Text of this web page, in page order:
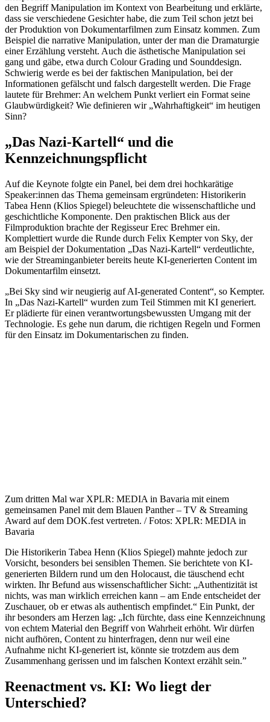
den Begriff Manipulation im Kontext von Bearbeitung und erklärte,
dass sie verschiedene Gesichter habe, die zum Teil schon jetzt bei
der Produktion von Dokumentarfilmen zum Einsatz kommen. Zum
Beispiel die narrative Manipulation, unter der man die Dramaturgie
einer Erzählung versteht. Auch die ästhetische Manipulation sei
gang und gäbe, etwa durch Colour Grading und Sounddesign.
Schwierig werde es bei der faktischen Manipulation, bei der
Informationen gefälscht und falsch dargestellt werden. Die Frage
lautete für Brehmer: An welchem Punkt verliert ein Format seine
Glaubwürdigkeit? Wie definieren wir „Wahrhaftigkeit“ im heutigen
Sinn?
„Das Nazi-Kartell“ und die
Kennzeichnungspflicht
Auf die Keynote folgte ein Panel, bei dem drei hochkarätige
Speaker:innen das Thema gemeinsam ergründeten: Historikerin
Tabea Henn (Klios Spiegel) beleuchtete die wissenschaftliche und
geschichtliche Komponente. Den praktischen Blick aus der
Filmproduktion brachte der Regisseur Erec Brehmer ein.
Komplettiert wurde die Runde durch Felix Kempter von Sky, der
am Beispiel der Dokumentation „Das Nazi-Kartell“ verdeutlichte,
wie der Streaminganbieter bereits heute KI-generierten Content im
Dokumentarfilm einsetzt.
„Bei Sky sind wir neugierig auf AI-generated Content“, so Kempter.
In „Das Nazi-Kartell“ wurden zum Teil Stimmen mit KI generiert.
Er plädierte für einen verantwortungsbewussten Umgang mit der
Technologie. Es gehe nun darum, die richtigen Regeln und Formen
für den Einsatz im Dokumentarischen zu finden.
Zum dritten Mal war XPLR: MEDIA in Bavaria mit einem
gemeinsamen Panel mit dem Blauen Panther – TV & Streaming
Award auf dem DOK.fest vertreten. / Fotos: XPLR: MEDIA in
Bavaria
Die Historikerin Tabea Henn (Klios Spiegel) mahnte jedoch zur
Vorsicht, besonders bei sensiblen Themen. Sie berichtete von KI-
generierten Bildern rund um den Holocaust, die täuschend echt
wirkten. Ihr Befund aus wissenschaftlicher Sicht: „Authentizität ist
nichts, was man wirklich erreichen kann – am Ende entscheidet der
Zuschauer, ob er etwas als authentisch empfindet.“ Ein Punkt, der
ihr besonders am Herzen lag: „Ich fürchte, dass eine Kennzeichnung
von echtem Material den Begriff von Wahrheit erhöht. Wir dürfen
nicht aufhören, Content zu hinterfragen, denn nur weil eine
Aufnahme nicht KI-generiert ist, könnte sie trotzdem aus dem
Zusammenhang gerissen und im falschen Kontext erzählt sein.”
Reenactment vs. KI: Wo liegt der
Unterschied?